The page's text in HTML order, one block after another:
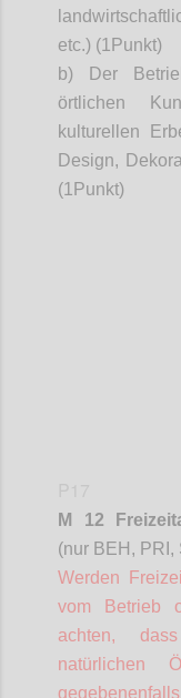
etc.) (1 Punkt)
b) Der
örtlichen
kulturellen
Design,
(1 Punkt)
M 12
(nur BEH, PRI,
Werden
vom Betrieb
achten,
natürlichen